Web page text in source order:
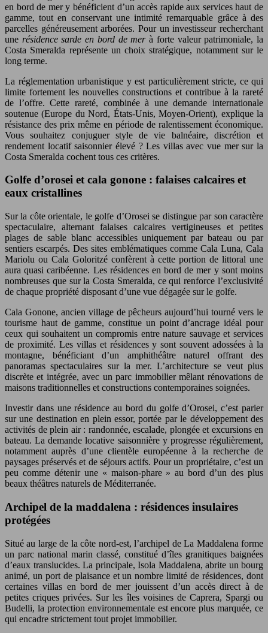
en bord de mer y bénéficient d’un accès rapide aux services haut de
gamme, tout en conservant une intimité remarquable grâce à des
parcelles généreusement arborées. Pour un investisseur recherchant
une résidence sarde en bord de merà forte valeur patrimoniale, la
Costa Smeralda représente un choix stratégique, notamment sur le
long terme.
La réglementation urbanistique y est particulièrement stricte, ce qui
limite fortement les nouvelles constructions et contribue à la rareté
de l’offre. Cette rareté, combinée à une demande internationale
soutenue (Europe du Nord, États-Unis, Moyen-Orient), explique la
résistance des prix même en période de ralentissement économique.
Vous souhaitez conjuguer style de vie balnéaire, discrétion et
rendement locatif saisonnier élevé ? Les villas avec vue mer sur la
Costa Smeralda cochent tous ces critères.
Golfe d’orosei et cala gonone : falaises calcaires et
eaux cristallines
Sur la côte orientale, le golfe d’Orosei se distingue par son caractère
spectaculaire, alternant falaises calcaires vertigineuses et petites
plages de sable blanc accessibles uniquement par bateau ou par
sentiers escarpés. Des sites emblématiques comme Cala Luna, Cala
Mariolu ou Cala Goloritzé confèrent à cette portion de littoral une
aura quasi caribéenne. Les résidences en bord de mer y sont moins
nombreuses que sur la Costa Smeralda, ce qui renforce l’exclusivité
de chaque propriété disposant d’une vue dégagée sur le golfe.
Cala Gonone, ancien village de pêcheurs aujourd’hui tourné vers le
tourisme haut de gamme, constitue un point d’ancrage idéal pour
ceux qui souhaitent un compromis entre nature sauvage et services
de proximité. Les villas et résidences y sont souvent adossées à la
montagne, bénéficiant d’un amphithéâtre naturel offrant des
panoramas spectaculaires sur la mer. L’architecture se veut plus
discrète et intégrée, avec un parc immobilier mêlant rénovations de
maisons traditionnelles et constructions contemporaines soignées.
Investir dans une résidence au bord du golfe d’Orosei, c’est parier
sur une destination en plein essor, portée par le développement des
activités de plein air : randonnée, escalade, plongée et excursions en
bateau. La demande locative saisonnière y progresse régulièrement,
notamment auprès d’une clientèle européenne à la recherche de
paysages préservés et de séjours actifs. Pour un propriétaire, c’est un
peu comme détenir une « maison-phare » au bord d’un des plus
beaux théâtres naturels de Méditerranée.
Archipel de la maddalena : résidences insulaires
protégées
Situé au large de la côte nord-est, l’archipel de La Maddalena forme
un parc national marin classé, constitué d’îles granitiques baignées
d’eaux translucides. La principale, Isola Maddalena, abrite un bourg
animé, un port de plaisance et un nombre limité de résidences, dont
certaines villas en bord de mer jouissent d’un accès direct à de
petites criques privées. Sur les îles voisines de Caprera, Spargi ou
Budelli, la protection environnementale est encore plus marquée, ce
qui encadre strictement tout projet immobilier.